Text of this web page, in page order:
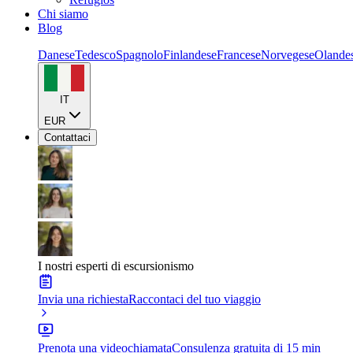
Chi siamo
Blog
DaneseTedescoSpagnoloFinlandeseFranceseNorvegese
IT
EUR
Contattaci
I nostri esperti di escursionismo
Invia una richiestaRaccontaci del tuo viaggio
Prenota una videochiamataConsulenza gratuita di 15 min